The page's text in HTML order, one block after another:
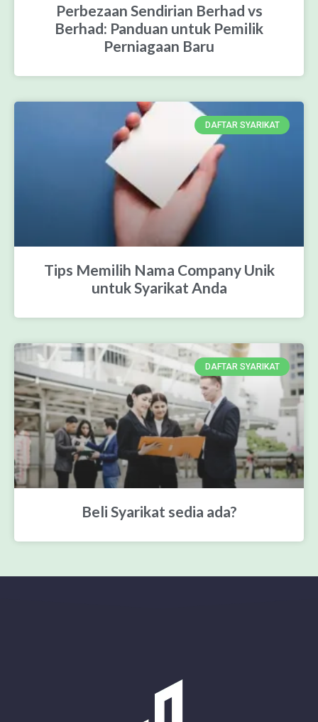
Perbezaan Sendirian Berhad vs
Berhad: Panduan untuk Pemilik
Perniagaan Baru
DAFTAR SYARIKAT
Tips Memilih Nama Company Unik
untuk Syarikat Anda
DAFTAR SYARIKAT
Beli Syarikat sedia ada?